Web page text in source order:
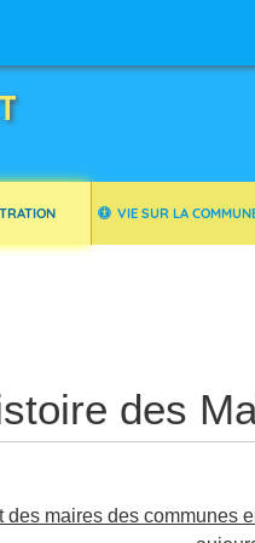
VIE SUR LA
des
des maires des communes